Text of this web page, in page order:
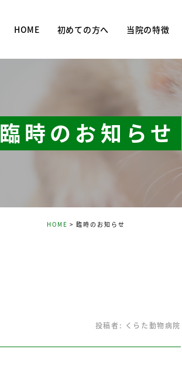
HOME 初めての方へ 当院の特徴
臨時のお知らせ
HOME 臨時のお知らせ
投稿者: くらた動物病院